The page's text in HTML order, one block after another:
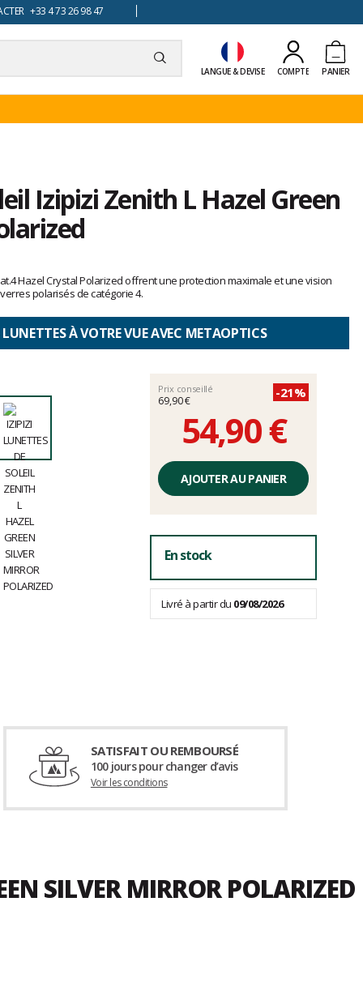
+33 4 73 26 98 47
LANGUE & DEVISE COMPTE PANIER
Izipizi Zenith L Hazel Green
Hazel Crystal Polarized offrent une protection maximale et une vision
polarisés de catégorie 4.
À VOTRE VUE AVEC METAOPTICS
Prix conseillé
69,90 €
-21%
54,90 €
Prix
unitaire,
hors
frais
AJOUTER AU PANIER
En stock
Livré à partir du 09/08/2026
SATISFAIT OU REMBOURSÉ
100 jours pour changer d’avis
Voir les conditions
SILVER MIRROR POLARIZED